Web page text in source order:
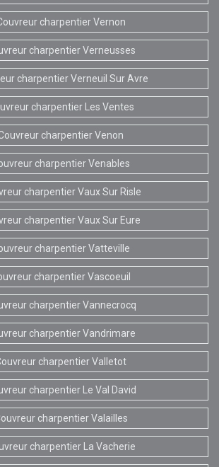
charpentier Vernon
charpentier Verneusses
charpentier Verneuil Sur Avre
charpentier Les Ventes
charpentier Venon
charpentier Venables
charpentier Vaux Sur Risle
charpentier Vaux Sur Eure
charpentier Vatteville
charpentier Vascoeuil
charpentier Vannecrocq
charpentier Vandrimare
charpentier Valletot
charpentier Le Val David
charpentier Valailles
charpentier La Vacherie